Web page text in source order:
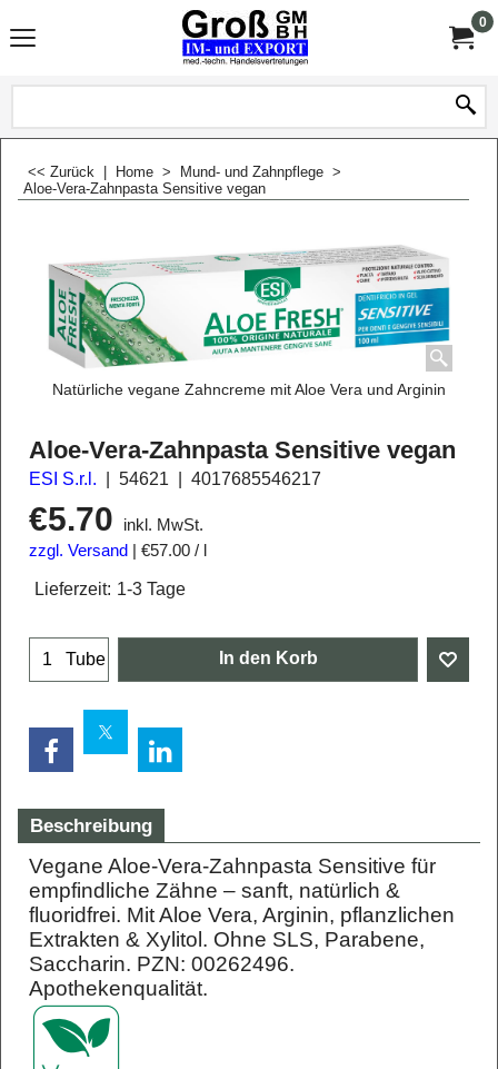
0
<< Zurück Home > Mund- und Zahnpflege >
Aloe-Vera-Zahnpasta Sensitive vegan
Natürliche vegane Zahncreme mit Aloe Vera und Arginin
Aloe-Vera-Zahnpasta Sensitive vegan
ESI S.r.l. 54621 4017685546217
€5.70
inkl. MwSt.
zzgl. Versand
€57.00 / l
Lieferzeit: 1-3 Tage
Tube In den Korb
Beschreibung
Vegane Aloe-Vera-Zahnpasta Sensitive für
empfindliche Zähne – sanft, natürlich &
fluoridfrei. Mit Aloe Vera, Arginin, pflanzlichen
Extrakten & Xylitol. Ohne SLS, Parabene,
Saccharin. PZN: 00262496.
Apothekenqualität.